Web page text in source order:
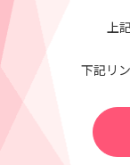
上
下記リ